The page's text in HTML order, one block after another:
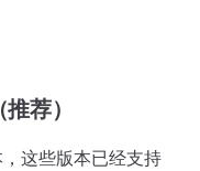
荐）
这些版本已经支持